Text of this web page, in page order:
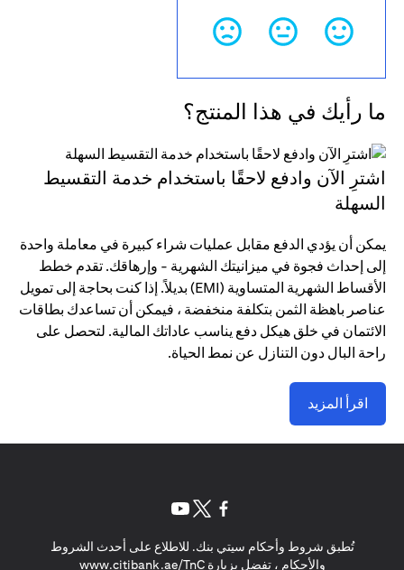
ما رأيك في هذا المنتج؟
اشترِ الآن وادفع لاحقًا باستخدام خدمة التقسيط
السهلة
يمكن أن يؤدي الدفع مقابل عمليات شراء كبيرة في معاملة واحدة
إلى إحداث فجوة في ميزانيتك الشهرية - وإرهاقك. تقدم خطط
الأقساط الشهرية المتساوية (EMI) بديلاً. إذا كنت بحاجة إلى تمويل
عناصر باهظة الثمن بتكلفة منخفضة ، فيمكن أن تساعدك بطاقات
الائتمان في خلق هيكل دفع يناسب عاداتك المالية. لتحصل على
راحة البال دون التنازل عن نمط الحياة.
اقرأ المزيد
تُطبق شروط وأحكام سيتي بنك. للاطلاع على أحدث الشروط
والأحكام ، تفضل بزيارةwww.citibank.ae/TnC
in a new tab